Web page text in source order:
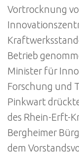
Vortrocknung
Betrieb
Minister für
Forschung und
Pinkwart
des Rhein-Erft-
Bergheimer
dem